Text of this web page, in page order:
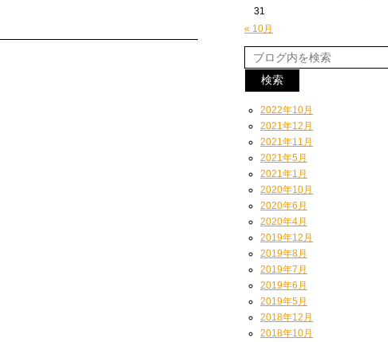
31
« 10月
2022年10月
2021年12月
2021年11月
2021年5月
2021年1月
2020年10月
2020年6月
2020年4月
2019年12月
2019年8月
2019年7月
2019年6月
2019年5月
2018年12月
2018年10月